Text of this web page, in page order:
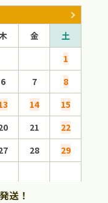
金
土
1
6 7
8
14
15
21
22
28
29
送！